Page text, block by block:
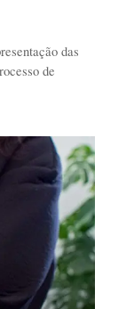
das
de